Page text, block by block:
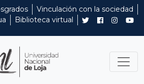
Vinculación con la sociedad
Biblioteca virtual